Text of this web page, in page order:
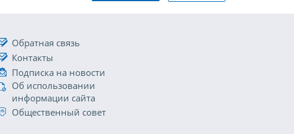
Обратная связь
Контакты
Подписка на новости
Об использовании
информации сайта
Общественный совет